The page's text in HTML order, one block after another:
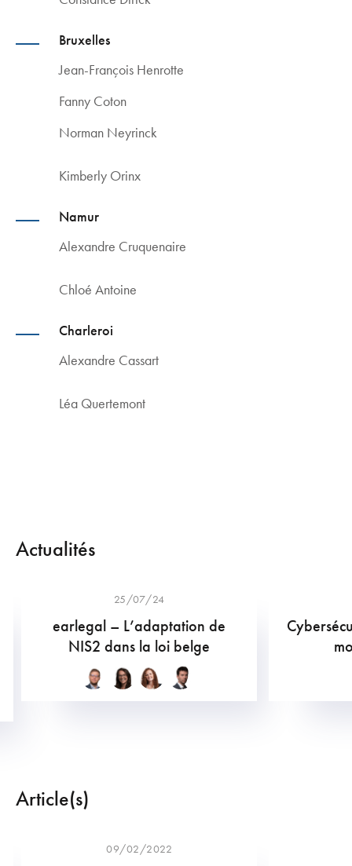
Article(s)
09/02/2022
Bruxelles
Jean-François Henrotte
Fanny Coton
Norman Neyrinck
Kimberly Orinx
Namur
Alexandre Cruquenaire
Chloé Antoine
Charleroi
Alexandre Cassart
Léa Quertemont
Actualités
25/07/24
earlegal – L’adaptation de
NIS2 dans la loi belge